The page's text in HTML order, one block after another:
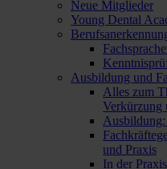
Neue Mitglieder
Young Dental
Ausbildung und
Alles zum
Verkürzung
und Praxis
In der